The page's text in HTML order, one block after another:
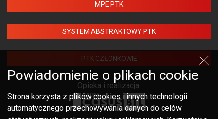
MPE PTK
SYSTEM ABSTRAKTOWY PTK
PTK CZŁONKOWIE
Opieka i realizacja:
Powiadomienie o plikach cookie
Strona korzysta z plików cookies i innych technologii
automatycznego przechowywania danych do celów